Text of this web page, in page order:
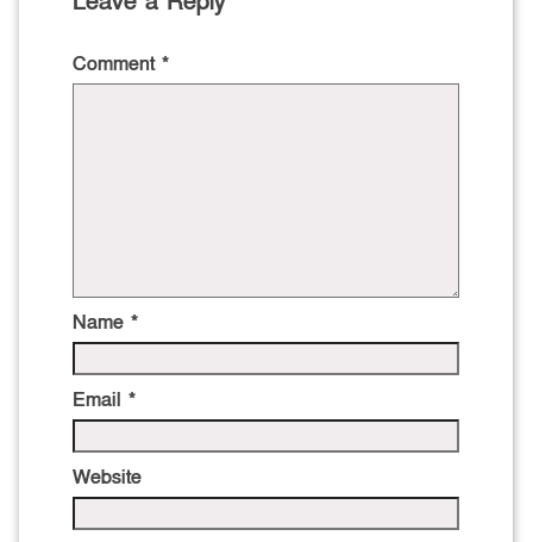
Comment *
Name *
Email *
Website